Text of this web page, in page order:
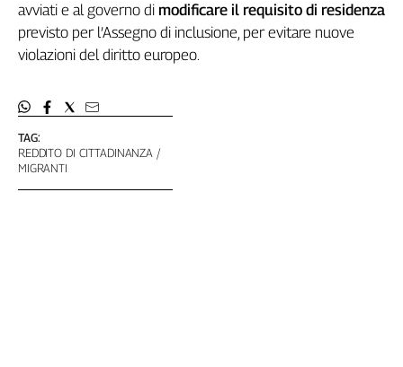
Marche
Piemonte
Puglia
Sicilia
Toscana
Trentino
TAG:
REDDITO DI CITTADINANZA
MIGRANTI
avviati e al governo di modificare il requisito di residenza
previsto per l’Assegno di inclusione, per evitare nuove
violazioni del diritto europeo.